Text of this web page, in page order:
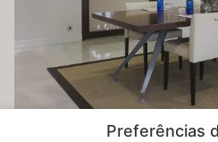
Preferências